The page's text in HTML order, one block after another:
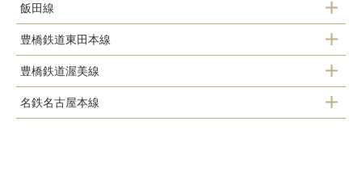
二川駅
豊橋駅
飯田線
豊橋駅
船町駅
下地駅
豊橋鉄道東田本線
駅前駅
駅前大通駅
豊橋鉄道渥美線
新豊橋駅
名鉄名古屋本線